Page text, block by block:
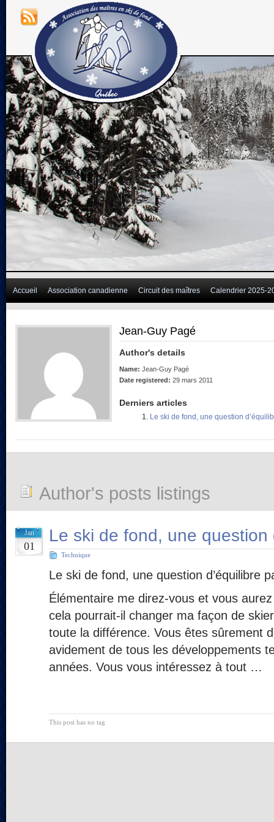
Accueil Association canadienne Circuit des maîtres Calendrier 2025-
Jean-Guy Pagé
Author's details
Name: Jean-Guy Pagé
Date registered: 29 mars 2011
Derniers articles
Le ski de fond, une question
Author's posts listings
Jan
01
Le ski de fond, une question
Technique
Le ski de fond, une question d’équilibre
Élémentaire me direz-vous et vous
cela pourrait-il changer ma façon de
toute la différence. Vous êtes sûrement
avidement de tous les développements
années. Vous vous intéressez à tout …
This post has no tag